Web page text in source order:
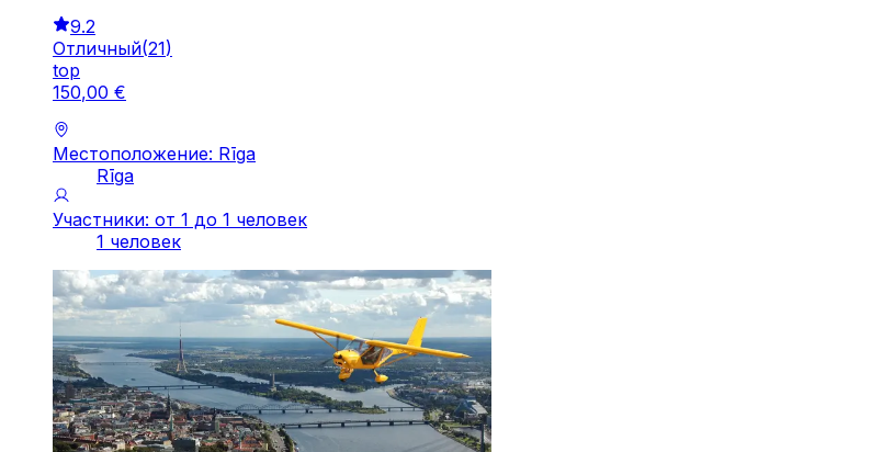
9.2
Отличный(21)
top
150,00 €
Местоположение: Rīga
Rīga
Участники: от 1 до 1 человек
1 человек